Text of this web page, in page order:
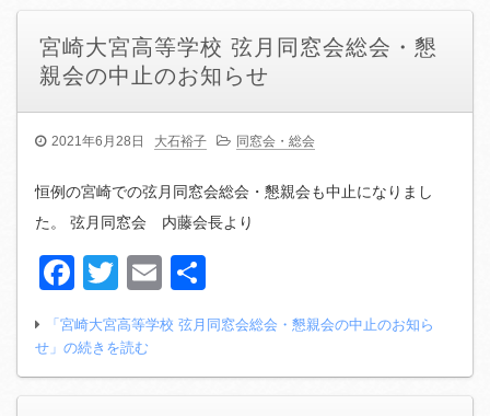
宮崎大宮高等学校 弦月同窓会総会・懇
親会の中止のお知らせ
2021年6月28日 大石裕子 同窓会・総会
恒例の宮崎での弦月同窓会総会・懇親会も中止になりまし
た。 弦月同窓会 内藤会長より
Facebook
Twitter
Email
有
「宮崎大宮高等学校 弦月同窓会総会・懇親会の中止のお知ら
せ」の続きを読む